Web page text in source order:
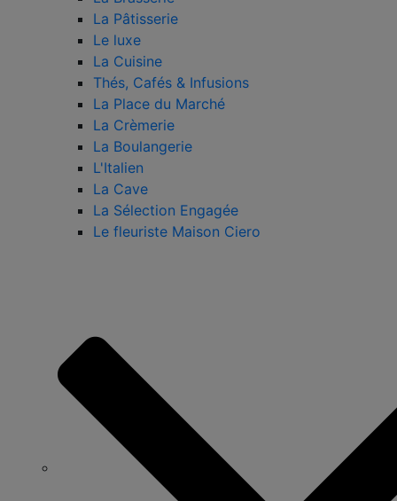
La Pâtisserie
Le luxe
La Cuisine
Thés, Cafés & Infusions
La Place du Marché
La Crèmerie
La Boulangerie
L'Italien
La Cave
La Sélection Engagée
Le fleuriste Maison Ciero